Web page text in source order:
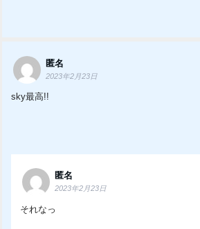
匿名
2023年2月23日
sky最高!!
匿名
2023年2月23日
それなっ